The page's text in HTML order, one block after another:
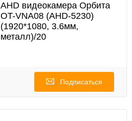
AHD видеокамера Орбита
OT-VNA08 (AHD-5230)
(1920*1080, 3.6мм,
металл)/20
Подписаться